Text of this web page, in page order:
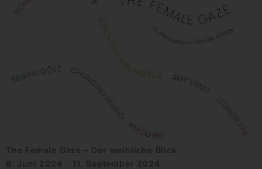
The Female Gaze – Der weibliche Blick
6. Juni 2024 - 11. September 2024